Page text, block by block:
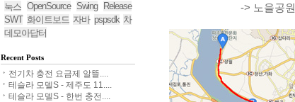
-> 노을공
눅스 OpenSource Swing
Release
SWT 화이트보드 자바 pspsdk 차
데모아답터
Recent Posts
전기차 충전 요금제 알뜰....
테슬라 모델S - 제주도 11....
테슬라 모델S - 한번 충전....